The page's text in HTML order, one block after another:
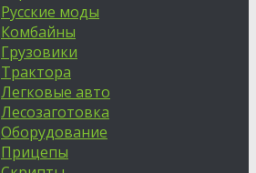
Русские моды
Комбайны
Грузовики
Трактора
Легковые авто
Лесозаготовка
Оборудование
Прицепы